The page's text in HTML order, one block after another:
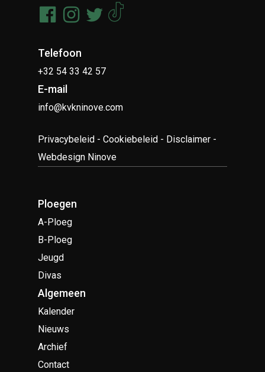
Telefoon
+32 54 33 42 57
E-mail
info@kvkninove.com
Privacybeleid -Cookiebeleid - Disclaimer -
Webdesign Ninove
Ploegen
A-Ploeg
B-Ploeg
Jeugd
Divas
Algemeen
Kalender
Nieuws
Archief
Contact